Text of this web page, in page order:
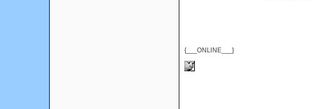
{___ONLINE___}